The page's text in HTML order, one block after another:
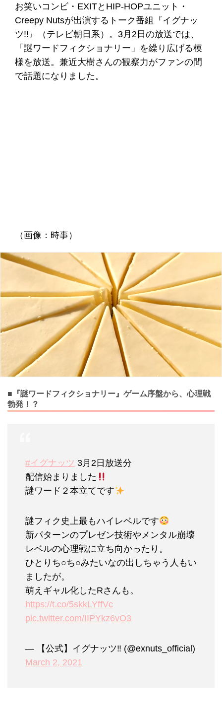
お笑いコンビ・EXITとHIP-HOPユニット・
Creepy Nutsが出演するトーク番組『イグナッ
ツ!!』（テレビ朝日系）。3月2日の放送では、
「謎ワードフィクショナリー」を繰り広げる模
様を放送。兼近大樹さんの観察力がファンの間
で話題になりました。
（画像：時事）
■『謎ワードフィクショナリー』ゲーム序盤から、心理戦
勃発！？
#イグナッツ 3月2日放送分
配信始まりました
謎ワード２本立てです
謎フィク史上最もハイレベルです
新パターンのプレゼン技術やメンタル崩壊
レベルの心理戦に立ち向かったり。
ひとりち○ち○みたいなの出しちゃう人もい
ましたが。
萌えギャル化したRさんも。
https://t.co/5skkLYffVc
pic.twitter.com/IIPYkz6vO3
— 【公式】イグナッツ‼︎ (@exnuts_official)
March 2, 2021